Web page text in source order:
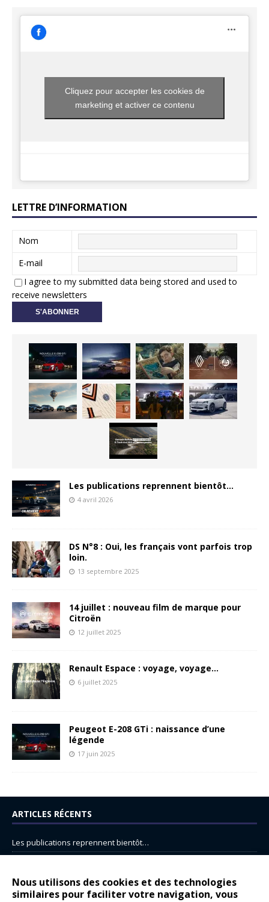
Nous utilisons des cookies et des technologies
similaires pour faciliter votre navigation, vous
Cliquez pour accepter les cookies de
marketing et activer ce contenu
LETTRE D’INFORMATION
Nom
E-mail
I agree to my submitted data being stored and used to
receive newsletters
Les publications reprennent bientôt…
4 avril 2026
DS N°8 : Oui, les français vont parfois trop
loin.
13 septembre 2025
14 juillet : nouveau film de marque pour
Citroën
12 juillet 2025
Renault Espace : voyage, voyage…
6 juillet 2025
Peugeot E-208 GTi : naissance d’une
légende
17 juin 2025
ARTICLES RÉCENTS
Les publications reprennent bientôt…
14 juillet : nouveau film de marque pour Citroën
Renault Espace : voyage, voyage…